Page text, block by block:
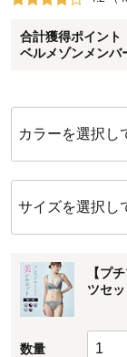
合計獲得ポイント
ベルメゾンメンバ
※メンバーズカード
に対して適用され
カラーを選択し
サイズを選択し
【プ
ツセッ
数量